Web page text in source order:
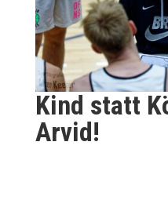
Kind statt
Arvid!